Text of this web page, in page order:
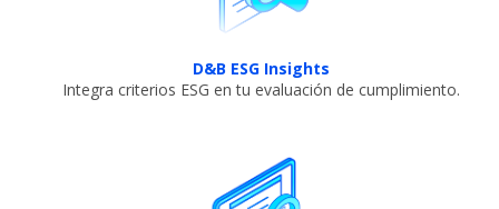
D&B ESG Insights
Integra criterios ESG en tu evaluación de cumplimiento.​